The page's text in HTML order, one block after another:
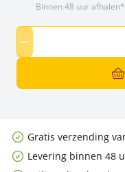
Binnen 48 uur afhalen*
Gratis verzending
Levering binnen 48